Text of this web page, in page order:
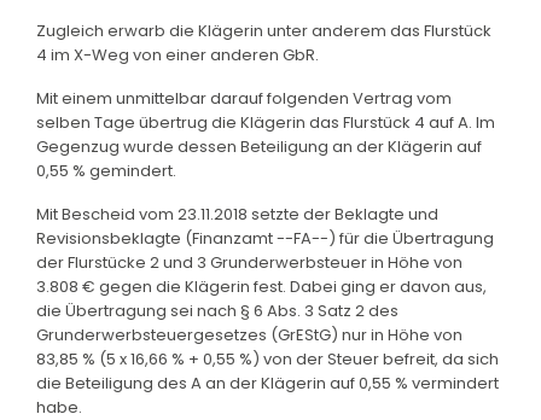
Zugleich erwarb die Klägerin unter anderem das Flurstück
4 im X-Weg von einer anderen GbR.
Mit einem unmittelbar darauf folgenden Vertrag vom
selben Tage übertrug die Klägerin das Flurstück 4 auf A. Im
Gegenzug wurde dessen Beteiligung an der Klägerin auf
0,55 % gemindert.
Mit Bescheid vom 23.11.2018 setzte der Beklagte und
Revisionsbeklagte (Finanzamt --FA--) für die Übertragung
der Flurstücke 2 und 3 Grunderwerbsteuer in Höhe von
3.808 € gegen die Klägerin fest. Dabei ging er davon aus,
die Übertragung sei nach § 6 Abs. 3 Satz 2 des
Grunderwerbsteuergesetzes (GrEStG) nur in Höhe von
83,85 % (5 x 16,66 % + 0,55 %) von der Steuer befreit, da sich
die Beteiligung des A an der Klägerin auf 0,55 % vermindert
habe.